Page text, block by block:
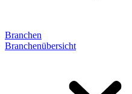
Branchen
Branchenübersicht